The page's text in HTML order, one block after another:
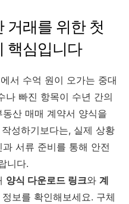
거래를 위한 첫
핵심입니다
서 수억 원이 오가는 중대
나 빠진 항목이 수년 간의
산 매매 계약서 양식을
성하기보다는, 실제 상황
서류 준비를 통해 안전
니다.
양식 다운로드 링크와 계
보를 확인해보세요. 구체